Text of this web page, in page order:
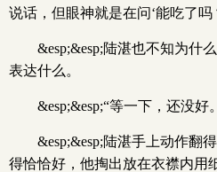
说话，但眼神就是在问‘能吃了吗
&esp;&esp;陆湛也不知为什
表达什么。
&esp;&esp;“等一下，还没好
&esp;&esp;陆湛手上动作翻
得恰恰好，他掏出放在衣襟内用